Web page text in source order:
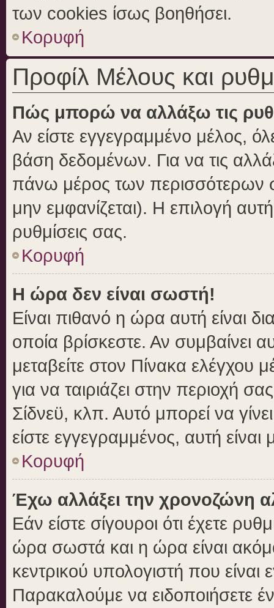
των cookies ίσως βοηθήσει.
Κορυφή
Προφίλ Μέλους και
Πώς μπορώ να αλλάξω τις
Αν είστε εγγεγραμμένο μέλος,
βάση δεδομένων. Για να τις
πάνω μέρος των περισσότερων
μην εμφανίζεται). Η επιλογή
ρυθμίσεις σας.
Κορυφή
Η ώρα δεν είναι σωστή!
Είναι πιθανό η ώρα αυτή είναι
οποία βρίσκεστε. Αν συμβαίνει
μεταβείτε στον Πίνακα ελέγχου
για να ταιριάζει στην περιοχή
Σίδνεϋ, κλπ. Αυτό μπορεί να
είστε εγγεγραμμένος, αυτή είναι
Κορυφή
Έχω αλλάξει την χρονοζώνη
Εάν είστε σίγουροι ότι έχετε
ώρα σωστά και η ώρα είναι
κεντρικού υπολογιστή που
Παρακαλούμε να ειδοποιήσετε